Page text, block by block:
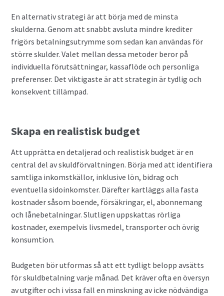
En alternativ strategi är att börja med de minsta
skulderna. Genom att snabbt avsluta mindre krediter
frigörs betalningsutrymme som sedan kan användas för
större skulder. Valet mellan dessa metoder beror på
individuella förutsättningar, kassaflöde och personliga
preferenser. Det viktigaste är att strategin är tydlig och
konsekvent tillämpad.
Skapa en realistisk budget
Att upprätta en detaljerad och realistisk budget är en
central del av skuldförvaltningen. Börja med att identifiera
samtliga inkomstkällor, inklusive lön, bidrag och
eventuella sidoinkomster. Därefter kartläggs alla fasta
kostnader såsom boende, försäkringar, el, abonnemang
och lånebetalningar. Slutligen uppskattas rörliga
kostnader, exempelvis livsmedel, transporter och övrig
konsumtion.
Budgeten bör utformas så att ett tydligt belopp avsätts
för skuldbetalning varje månad. Det kräver ofta en översyn
av utgifter och i vissa fall en minskning av icke nödvändiga